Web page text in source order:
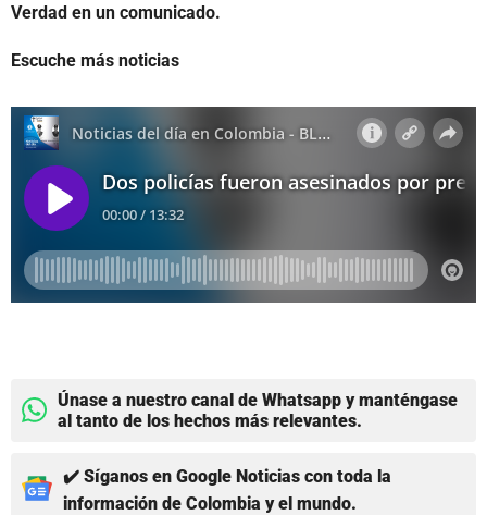
Verdad en un comunicado.
Escuche más noticias
Únase a nuestro canal de Whatsapp y manténgase
al tanto de los hechos más relevantes.
✔️ Síganos en Google Noticias con toda la
información de Colombia y el mundo.